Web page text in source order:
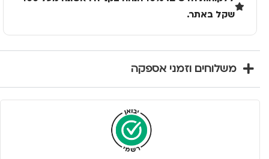
שקל באתר.
משלוחים וזמני אספקה